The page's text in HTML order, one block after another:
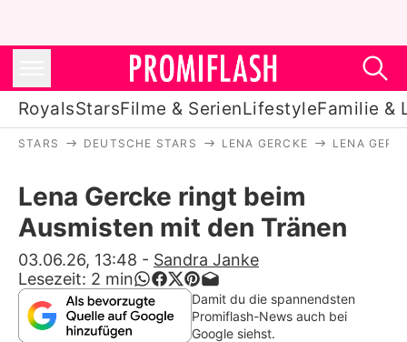
RoyalsStarsFilme & SerienLifestyleFamilie &
Stars
Filme & Serien
Lifestyle
Familie & Liebe
STARS DEUTSCHE STARS LENA GERCKE LENA
Lena Gercke ringt beim
Ausmisten mit den Tränen
03.06.26, 13:48 - Sandra Janke
Lesezeit: 2 min
Damit du die spannendsten
Promiflash-News auch bei
Google siehst.